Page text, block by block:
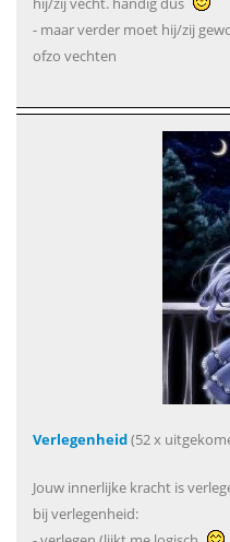
- maar verder moet hij/zij
ofzo vechten
Verlegenheid(52 x
Jouw innerlijke kracht is
bij verlegenheid: